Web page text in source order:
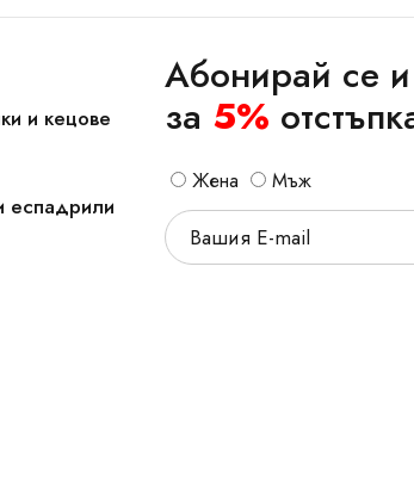
и кецове
еспадрили
Абонирай се
за 5%
Жена Мъж